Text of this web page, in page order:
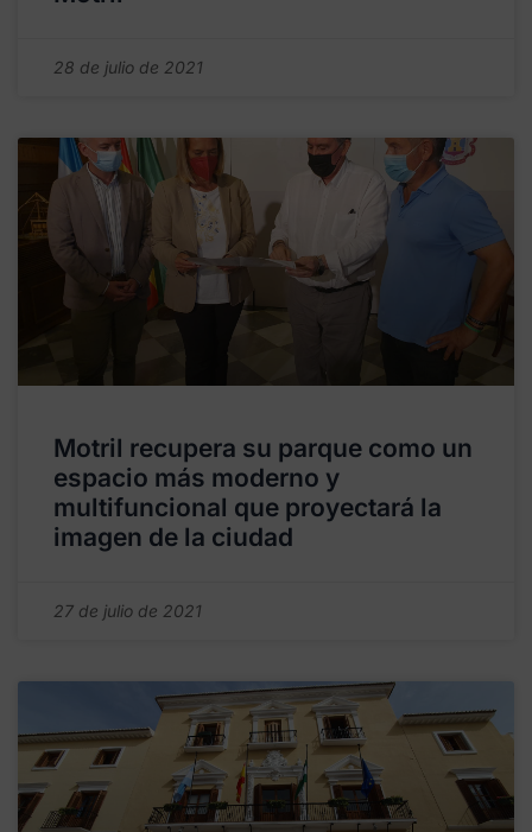
28 de julio de 2021
Motril recupera su parque como un
espacio más moderno y
multifuncional que proyectará la
imagen de la ciudad
27 de julio de 2021